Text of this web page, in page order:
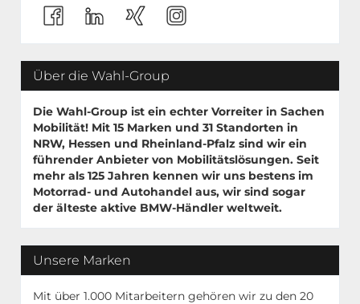
Über die Wahl-Group
Die Wahl-Group ist ein echter Vorreiter in Sachen
Mobilität! Mit 15 Marken und 31 Standorten in
NRW, Hessen und Rheinland-Pfalz sind wir ein
führender Anbieter von Mobilitätslösungen. Seit
mehr als 125 Jahren kennen wir uns bestens im
Motorrad- und Autohandel aus, wir sind sogar
der älteste aktive BMW-Händler weltweit.
Unsere Marken
Mit über 1.000 Mitarbeitern gehören wir zu den 20